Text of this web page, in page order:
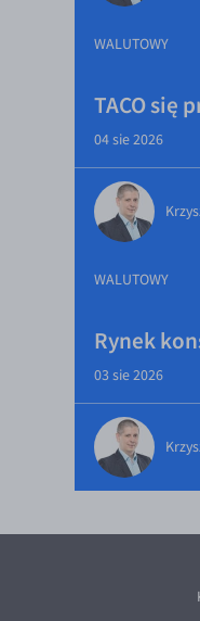
WALUTOWY
TACO się
04 sie 2026
WALUTOWY
Rynek
03 sie 2026